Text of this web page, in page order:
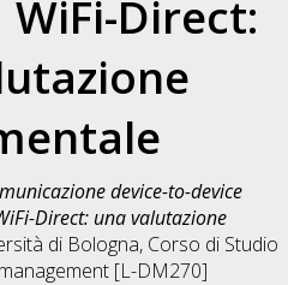
Direct:
device-to-device
Direct: una valutazione
di Bologna, Corso di Studio
[L-DM270]